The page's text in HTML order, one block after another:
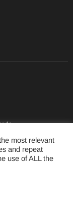
Reserved.
most relevant
and repeat
use of ALL the